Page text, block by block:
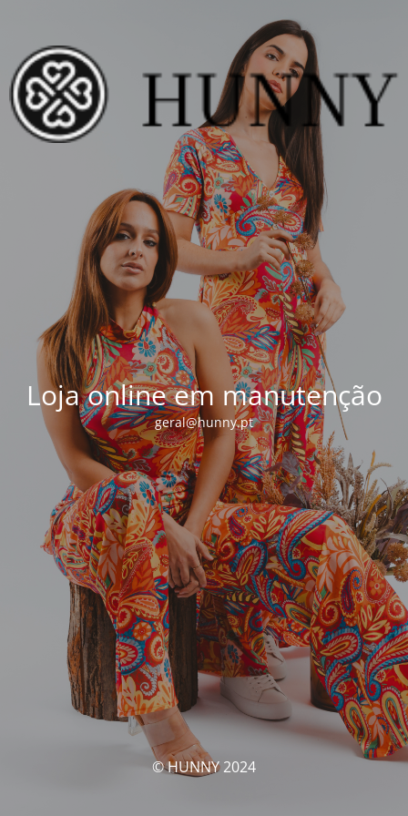
Loja online em manutenção
geral@hunny.pt
© HUNNY 2024